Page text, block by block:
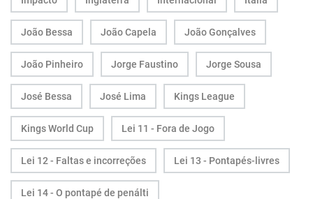
João Bessa João Capela João Gonçalves
João Pinheiro Jorge Faustino Jorge Sousa
José Bessa José Lima Kings League
Kings World Cup Lei 11 - Fora de Jogo
Lei 12 - Faltas e incorreções Lei 13 - Pontapés-livres
Lei 14 - O pontapé de penálti